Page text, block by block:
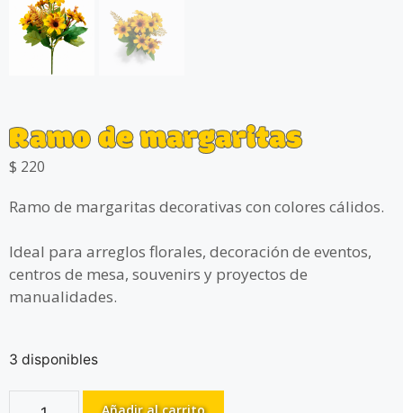
Ramo de margaritas
$ 220
Ramo de margaritas decorativas con colores cálidos.
Ideal para arreglos florales, decoración de eventos,
centros de mesa, souvenirs y proyectos de
manualidades.
3 disponibles